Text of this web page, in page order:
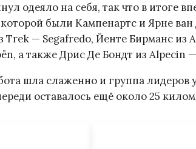
одеяло на себя, так что в итоге
которой были Кампенартс и Ярне
Trek — Segafredo, Йенте Бирманс из
а также Дрис Де Бондт из Alpecin
шла слаженно и группа лидеров
оставалось ещё около 25